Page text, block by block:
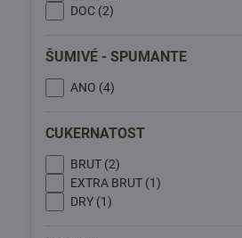
DOC (2)
ŠUMIVÉ - SPUMANTE
ANO (4)
CUKERNATOST
BRUT (2)
EXTRA BRUT (1)
DRY (1)